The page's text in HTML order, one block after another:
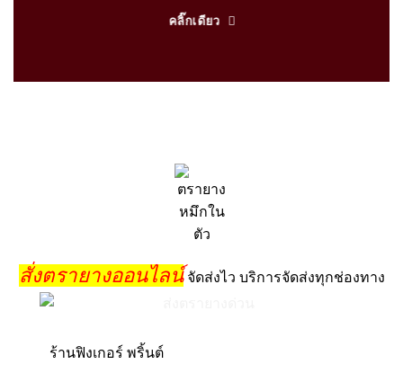
คลิ๊กเดียว
สั่งตรายางออนไลน์ จัดส่งไว บริการจัดส่งทุกช่องทาง
ร้านฟิงเกอร์ พริ้นต์